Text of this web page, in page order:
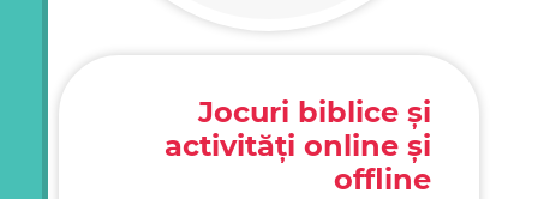
Jocuri biblice și
activități online și
offline